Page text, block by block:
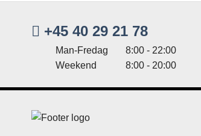
+45 40 29 21 78
Man-Fredag
8:00 - 22:00
Weekend
8:00 - 20:00